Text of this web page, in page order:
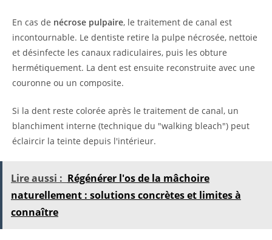
En cas de nécrose pulpaire, le traitement de canal est
incontournable. Le dentiste retire la pulpe nécrosée, nettoie
et désinfecte les canaux radiculaires, puis les obture
hermétiquement. La dent est ensuite reconstruite avec une
couronne ou un composite.
Si la dent reste colorée après le traitement de canal, un
blanchiment interne (technique du "walking bleach") peut
éclaircir la teinte depuis l'intérieur.
Lire aussi : Régénérer l'os de la mâchoire
naturellement : solutions concrètes et limites à
connaître